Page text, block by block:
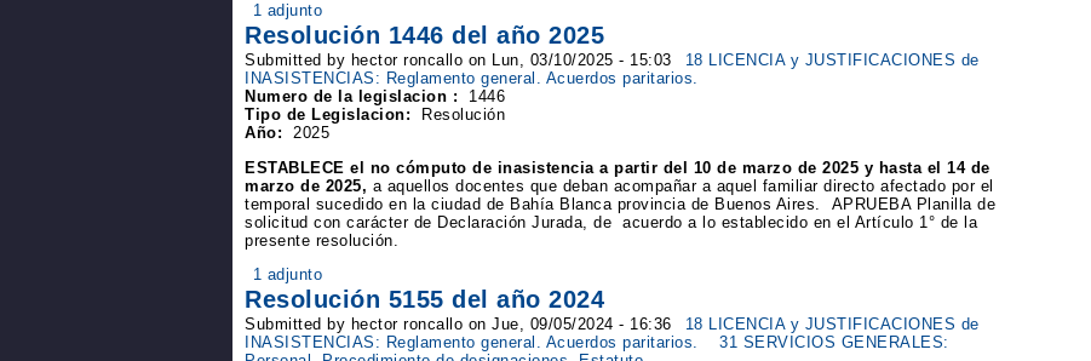
1 adjunto
Resolución 1446 del año 2025
Submitted by hector roncallo on Lun, 03/10/2025 - 15:03
18 LICENCIA y JUSTIFICACIONES de
INASISTENCIAS: Reglamento general. Acuerdos paritarios.
Numero de la legislacion :
1446
Tipo de Legislacion:
Resolución
Año:
2025
ESTABLECE el no cómputo de inasistencia a partir del 10 de marzo de 2025 y hasta el 14 de
marzo de 2025, a aquellos docentes que deban acompañar a aquel familiar directo afectado por el
temporal sucedido en la ciudad de Bahía Blanca provincia de Buenos Aires. APRUEBA Planilla de
solicitud con carácter de Declaración Jurada, de acuerdo a lo establecido en el Artículo 1° de la
presente resolución.
1 adjunto
Resolución 5155 del año 2024
Submitted by hector roncallo on Jue, 09/05/2024 - 16:36
18 LICENCIA y JUSTIFICACIONES de
INASISTENCIAS: Reglamento general. Acuerdos paritarios.
31 SERVICIOS GENERALES: